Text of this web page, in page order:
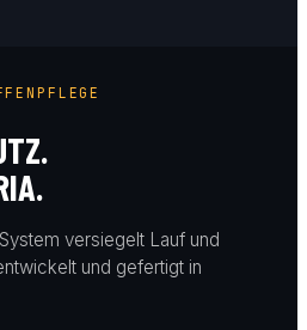
versiegelt Lauf und
und gefertigt in